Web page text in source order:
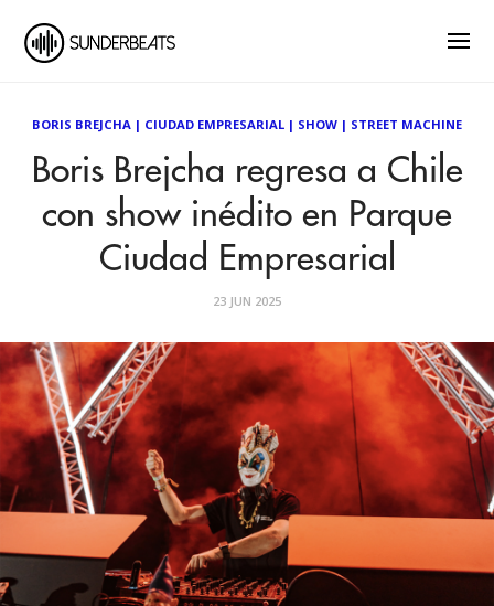
BORIS BREJCHA | CIUDAD EMPRESARIAL | SHOW | STREET MACHINE
Boris Brejcha regresa a Chile
con show inédito en Parque
Ciudad Empresarial
23 JUN 2025